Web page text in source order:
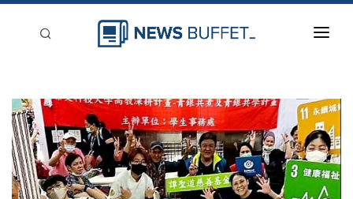
新聞稿分類
登入
刊登